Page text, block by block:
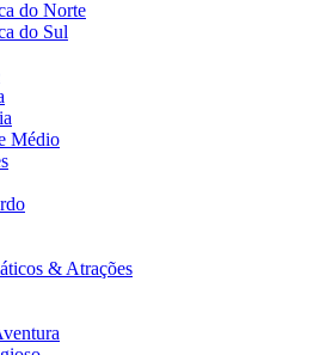
do Norte
do Sul
Médio
& Atrações